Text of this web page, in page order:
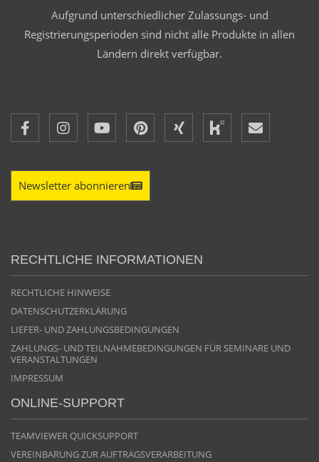
Aufgrund unterschiedlicher Zulassungs- und
Registrierungsperioden sind nicht alle Produkte in allen
Ländern direkt verfügbar.
Newsletter abonnieren
RECHTLICHE INFORMATIONEN
RECHTLICHE HINWEISE
DATENSCHUTZERKLÄRUNG
LIEFER- UND ZAHLUNGSBEDINGUNGEN
ZAHLUNGS- UND TEILNAHMEBEDINGUNGEN FÜR SEMINARE UND
VERANSTALTUNGEN
IMPRESSUM
ONLINE-SUPPORT
TEAMVIEWER QUICKSUPPORT
VEREINBARUNG ZUR AUFTRAGSVERARBEITUNG